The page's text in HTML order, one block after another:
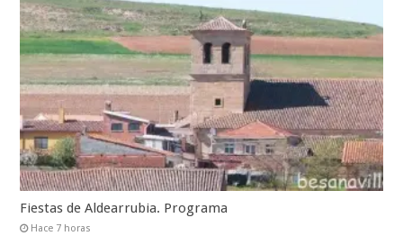
Fiestas de Aldearrubia. Programa
Hace 7 horas